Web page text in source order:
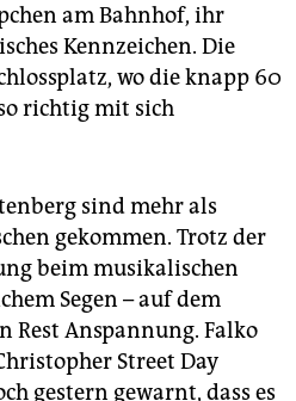
am Bahnhof, ihr
Kennzeichen. Die
wo die knapp 60
richtig mit sich
sind mehr als
gekommen. Trotz der
beim musikalischen
Segen – auf dem
Rest Anspannung. Falko
Street Day
gestern gewarnt, dass es